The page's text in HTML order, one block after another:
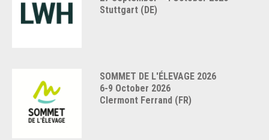
Stuttgart (DE)
SOMMET DE L'ÉLEVAGE 2026
6-9 October 2026
Clermont Ferrand (FR)